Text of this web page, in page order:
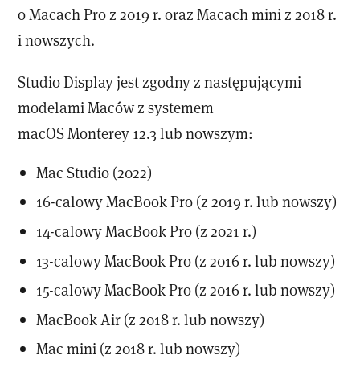
o Macach Pro z 2019 r. oraz Macach mini z 2018 r.
i nowszych.
Studio Display jest zgodny z następującymi
modelami Maców z systemem
macOS Monterey 12.3 lub nowszym:
Mac Studio (2022)
16-calowy MacBook Pro (z 2019 r. lub nowszy)
14-calowy MacBook Pro (z 2021 r.)
13-calowy MacBook Pro (z 2016 r. lub nowszy)
15-calowy MacBook Pro (z 2016 r. lub nowszy)
MacBook Air (z 2018 r. lub nowszy)
Mac mini (z 2018 r. lub nowszy)